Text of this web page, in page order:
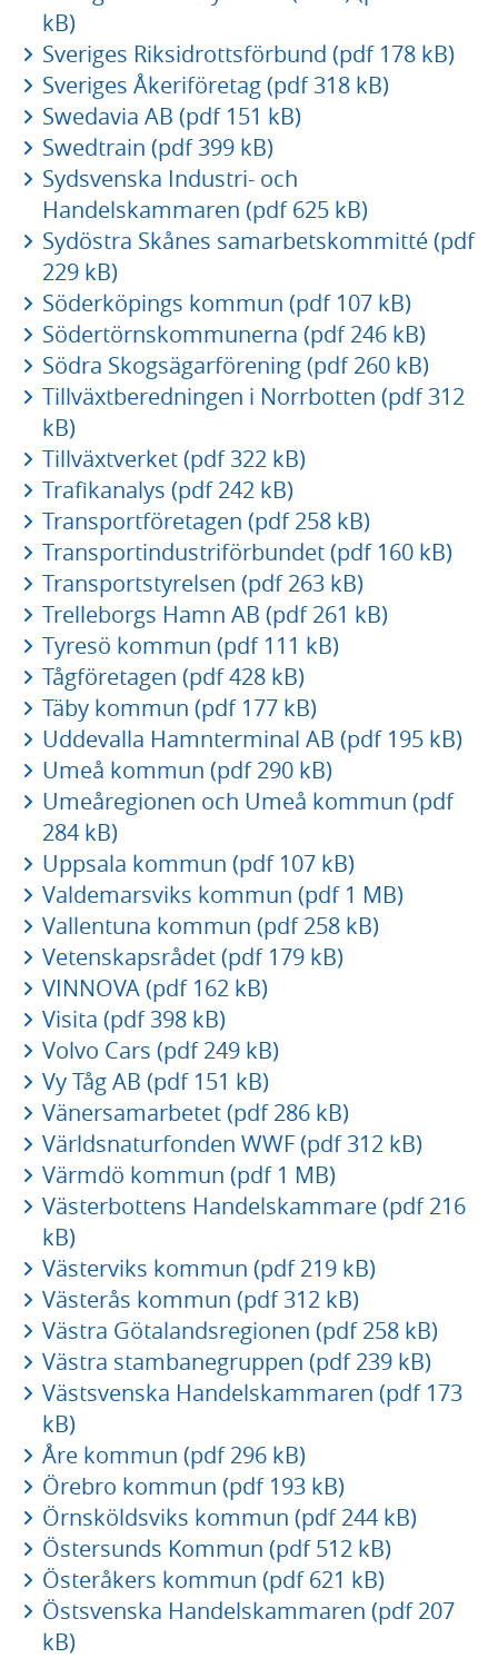
kB)
Sveriges Riksidrottsförbund (pdf 178 kB)
Sveriges Åkeriföretag (pdf 318 kB)
Swedavia AB (pdf 151 kB)
Swedtrain (pdf 399 kB)
Sydsvenska Industri- och
Handelskammaren (pdf 625 kB)
Sydöstra Skånes samarbetskommitté (pdf
229 kB)
Söderköpings kommun (pdf 107 kB)
Södertörnskommunerna (pdf 246 kB)
Södra Skogsägarförening (pdf 260 kB)
Tillväxtberedningen i Norrbotten (pdf 312
kB)
Tillväxtverket (pdf 322 kB)
Trafikanalys (pdf 242 kB)
Transportföretagen (pdf 258 kB)
Transportindustriförbundet (pdf 160 kB)
Transportstyrelsen (pdf 263 kB)
Trelleborgs Hamn AB (pdf 261 kB)
Tyresö kommun (pdf 111 kB)
Tågföretagen (pdf 428 kB)
Täby kommun (pdf 177 kB)
Uddevalla Hamnterminal AB (pdf 195 kB)
Umeå kommun (pdf 290 kB)
Umeåregionen och Umeå kommun (pdf
284 kB)
Uppsala kommun (pdf 107 kB)
Valdemarsviks kommun (pdf 1 MB)
Vallentuna kommun (pdf 258 kB)
Vetenskapsrådet (pdf 179 kB)
VINNOVA (pdf 162 kB)
Visita (pdf 398 kB)
Volvo Cars (pdf 249 kB)
Vy Tåg AB (pdf 151 kB)
Vänersamarbetet (pdf 286 kB)
Världsnaturfonden WWF (pdf 312 kB)
Värmdö kommun (pdf 1 MB)
Västerbottens Handelskammare (pdf 216
kB)
Västerviks kommun (pdf 219 kB)
Västerås kommun (pdf 312 kB)
Västra Götalandsregionen (pdf 258 kB)
Västra stambanegruppen (pdf 239 kB)
Västsvenska Handelskammaren (pdf 173
kB)
Åre kommun (pdf 296 kB)
Örebro kommun (pdf 193 kB)
Örnsköldsviks kommun (pdf 244 kB)
Östersunds Kommun (pdf 512 kB)
Österåkers kommun (pdf 621 kB)
Östsvenska Handelskammaren (pdf 207
kB)